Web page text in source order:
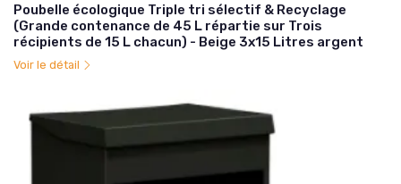
Poubelle écologique Triple tri sélectif & Recyclage
(Grande contenance de 45 L répartie sur Trois
récipients de 15 L chacun) - Beige 3x15 Litres argent
Voir le détail